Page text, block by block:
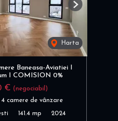
Harta
Next
Baneasa-Aviatiei I
I COMISION 0%
€ (negociabil)
camere de vânzare
141.4 mp 2024